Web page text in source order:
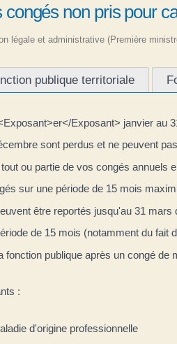
non pris pour
légale et administrative (Première
publique territoriale
Exposant> janvier au
sont perdus et ne peuvent
ou partie de vos congés
sur une période de 15 mois
être reportés jusqu'au 31 mars
de 15 mois (notamment du fait
fonction publique après un congé
:
d'origine professionnelle